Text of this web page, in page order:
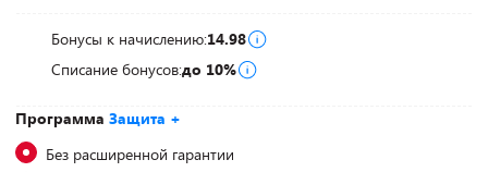
Программа Защита +
Без расширенной гарантии
Бонусы к начислению:14.98
Списание бонусов:до 10%